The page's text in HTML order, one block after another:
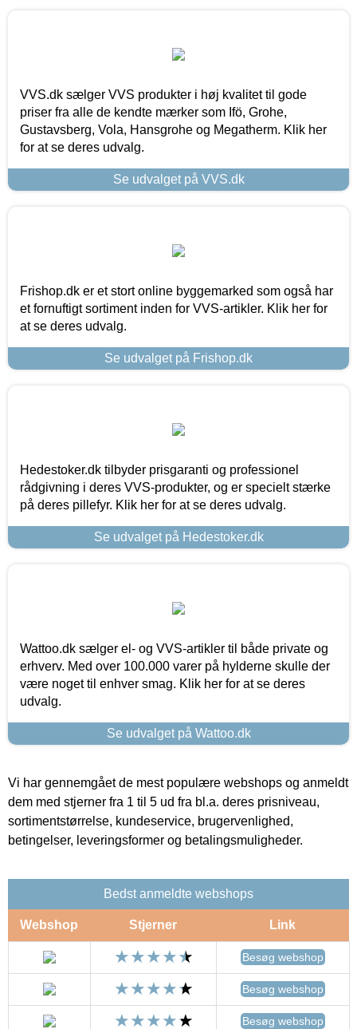
VVS.dk sælger VVS produkter i høj kvalitet til gode
priser fra alle de kendte mærker som Ifö, Grohe,
Gustavsberg, Vola, Hansgrohe og Megatherm. Klik her
for at se deres udvalg.
Se udvalget på VVS.dk
Frishop.dk er et stort online byggemarked som også har
et fornuftigt sortiment inden for VVS-artikler. Klik her for
at se deres udvalg.
Se udvalget på Frishop.dk
Hedestoker.dk tilbyder prisgaranti og professionel
rådgivning i deres VVS-produkter, og er specielt stærke
på deres pillefyr. Klik her for at se deres udvalg.
Se udvalget på Hedestoker.dk
Wattoo.dk sælger el- og VVS-artikler til både private og
erhverv. Med over 100.000 varer på hylderne skulle der
være noget til enhver smag. Klik her for at se deres
udvalg.
Se udvalget på Wattoo.dk
Vi har gennemgået de mest populære webshops og anmeldt
dem med stjerner fra 1 til 5 ud fra bl.a. deres prisniveau,
sortimentstørrelse, kundeservice, brugervenlighed,
betingelser, leveringsformer og betalingsmuligheder.
Bedst anmeldte webshops
Webshop Stjerner Link
Besøg webshop
Besøg webshop
Besøg webshop